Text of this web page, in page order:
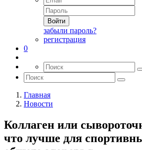
Войти
забыли пароль?
регистрация
0
Главная
Новости
Коллаген или
что лучше для